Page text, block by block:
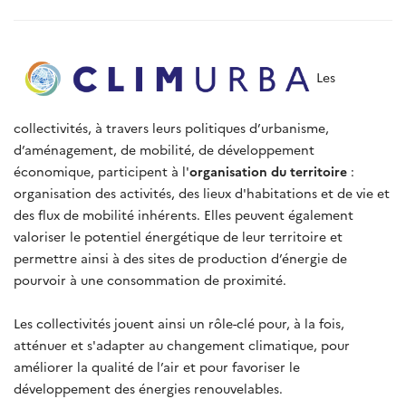
Les
collectivités, à travers leurs politiques d’urbanisme,
d’aménagement, de mobilité, de développement
économique, participent à l'organisation du territoire :
organisation des activités, des lieux d'habitations et de vie et
des flux de mobilité inhérents. Elles peuvent également
valoriser le potentiel énergétique de leur territoire et
permettre ainsi à des sites de production d’énergie de
pourvoir à une consommation de proximité.
Les collectivités jouent ainsi un rôle-clé pour, à la fois,
atténuer et s'adapter au changement climatique, pour
améliorer la qualité de l’air et pour favoriser le
développement des énergies renouvelables.